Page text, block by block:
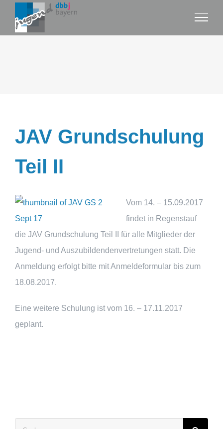
Inhalt
JAV Grundschulung
Teil II
Vom 14. – 15.09.2017
findet in Regenstauf
die JAV Grundschulung Teil II für alle Mitglieder der
Jugend- und Auszubildendenvertretungen statt. Die
Anmeldung erfolgt bitte mit Anmeldeformular bis zum
18.08.2017.
Eine weitere Schulung ist vom 16. – 17.11.2017
geplant.